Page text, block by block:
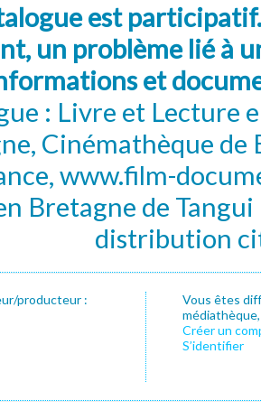
est
un problème lié à
et
: Livre et Lecture
Cinémathèque de
www.film-
Bretagne de
distribution
producteur :
Vous êtes
Créer un
S’identifier